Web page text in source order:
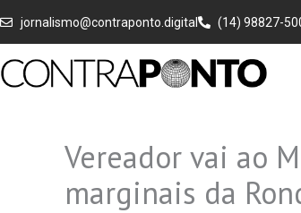
para
conteúdo
jornalismo@contraponto.digital (14) 98827-
Vereador vai ao
marginais da